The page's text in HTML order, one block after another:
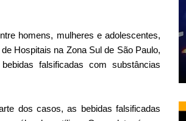
homens, mulheres e adolescentes,
Hospitais na Zona Sul de São Paulo,
falsificadas com substâncias
dos casos, as bebidas falsificadas